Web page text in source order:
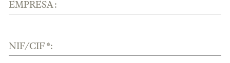
EMPRESA :
NIF/CIF *: